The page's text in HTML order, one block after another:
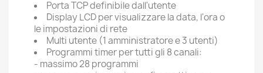
Porta TCP definibile dall'utente
Display LCD per visualizzare la data, l'ora o
le impostazioni di rete
Multi utente (1 amministratore e 3 utenti)
Programmi timer per tutti gli 8 canali:
- massimo 28 programmi